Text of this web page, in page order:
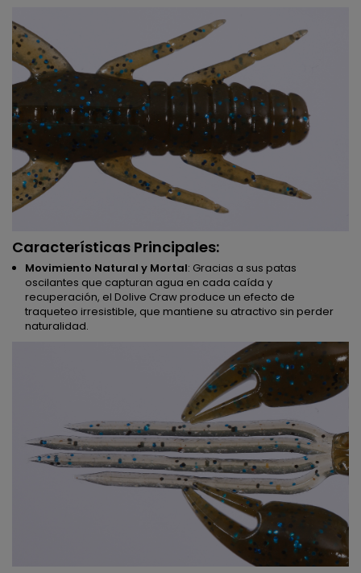
Características Principales:
Movimiento Natural y Mortal: Gracias a sus patas
oscilantes que capturan agua en cada caída y
recuperación, el Dolive Craw produce un efecto de
traqueteo irresistible, que mantiene su atractivo sin perder
naturalidad.